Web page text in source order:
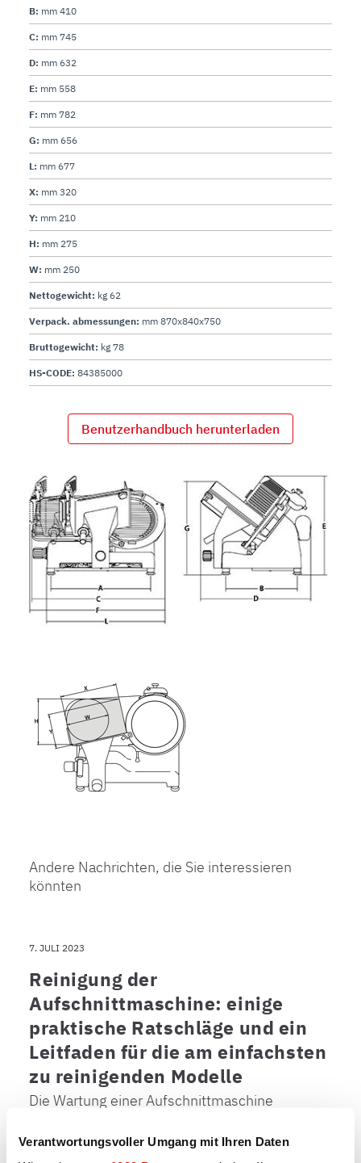
Verantwortungsvoller Umgang mit Ihren Daten
B: mm 410
C: mm 745
D: mm 632
E: mm 558
F: mm 782
G: mm 656
L: mm 677
X: mm 320
Y: mm 210
H: mm 275
W: mm 250
Nettogewicht: kg 62
Verpack. abmessungen: mm 870x840x750
Bruttogewicht: kg 78
HS-CODE: 84385000
Benutzerhandbuch herunterladen
Andere Nachrichten, die Sie interessieren
könnten
7. JULI 2023
Reinigung der
Aufschnittmaschine: einige
praktische Ratschläge und ein
Leitfaden für die am einfachsten
zu reinigenden Modelle
Die Wartung einer Aufschnittmaschine
einige praktische Tipps und welche Modelle